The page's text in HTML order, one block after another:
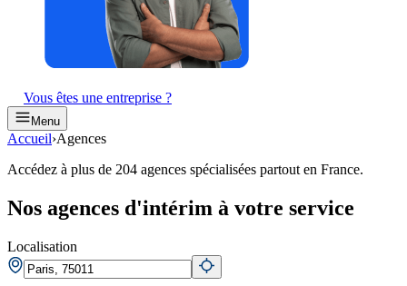
Vous êtes une entreprise ?
Menu
Accueil›Agences
Accédez à plus de 204 agences spécialisées partout en France.
Nos agences d'intérim à votre service
Localisation